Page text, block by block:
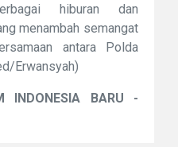
hiburan dan
menambah semangat
antara Polda
Erwansyah)
BARU -